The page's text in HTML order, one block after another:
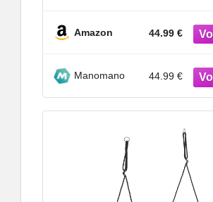
Amazon 44.99 €
Manomano 44.99 €